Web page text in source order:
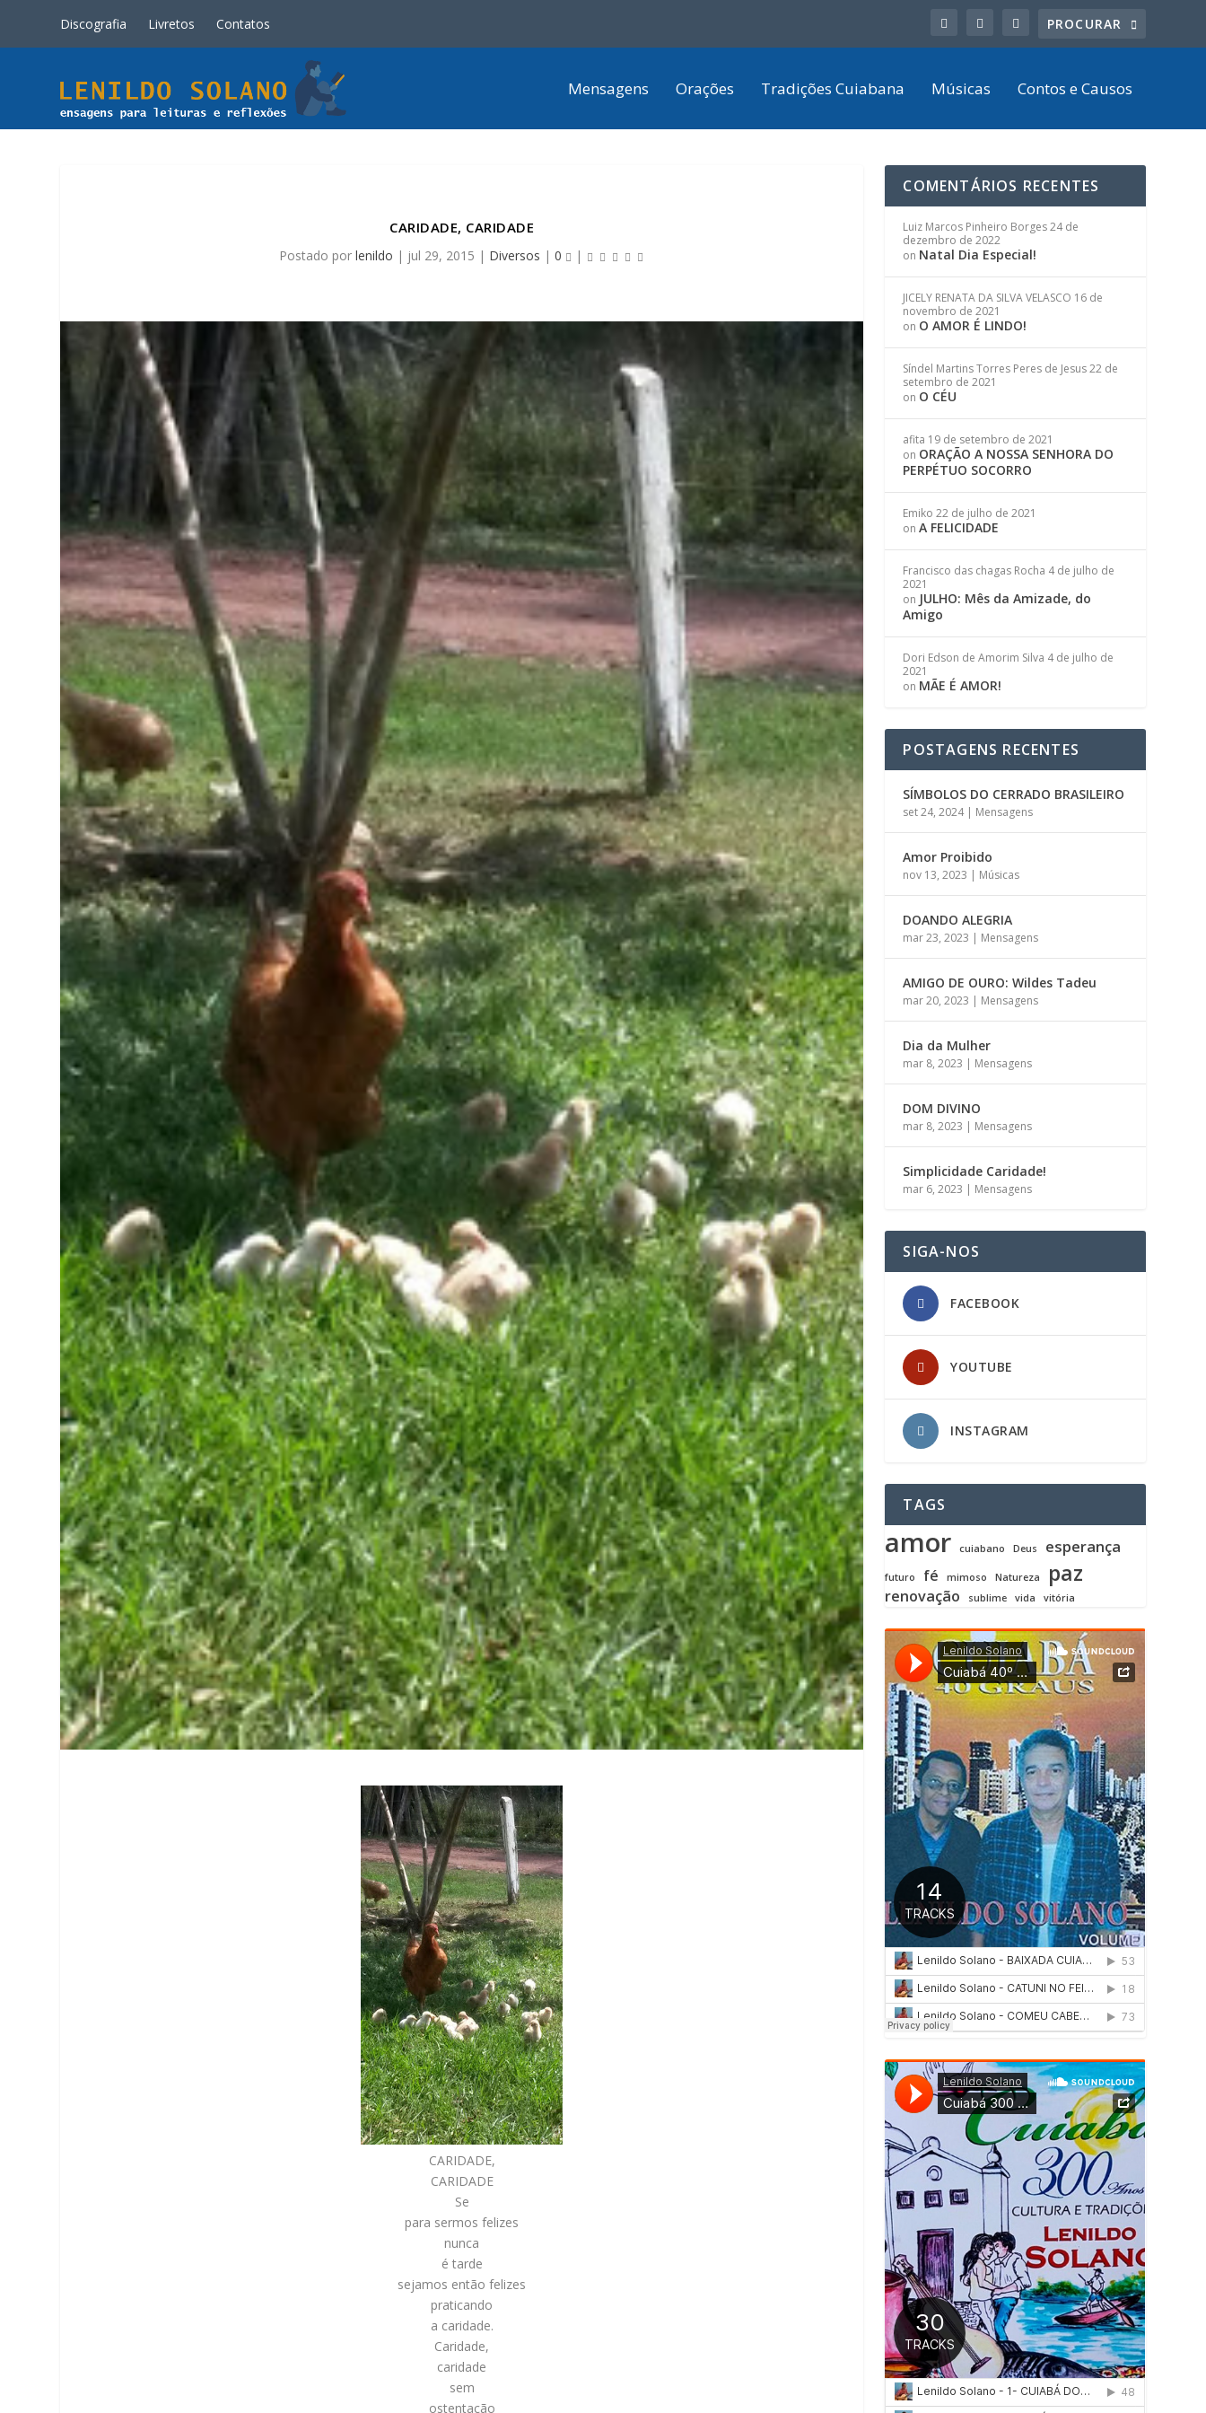
Discografia Livretos Contatos
Mensagens Orações Tradições Cuiabana Músicas Contos e Causos
CARIDADE, CARIDADE
Postado por lenildo | jul 29, 2015 | Diversos | 0 |
CARIDADE,
CARIDADE
Se
para sermos felizes
nunca
é tarde
sejamos então felizes
praticando
a caridade.
Caridade,
caridade
sem
ostentação
COMENTÁRIOS RECENTES
Luiz Marcos Pinheiro Borges24 de
dezembro de 2022
on Natal Dia Especial!
JICELY RENATA DA SILVA VELASCO 16 de
novembro de 2021
on O AMOR É LINDO!
Síndel Martins Torres Peres de Jesus22 de
setembro de 2021
on O CÉU
afita 19 de setembro de 2021
on ORAÇÃO A NOSSA SENHORA DO
PERPÉTUO SOCORRO
Emiko 22 de julho de 2021
onA FELICIDADE
Francisco das chagas Rocha 4 de julho de
2021
on JULHO: Mês da Amizade, do
Amigo
Dori Edson de Amorim Silva 4 de julho de
2021
on MÃE É AMOR!
POSTAGENS RECENTES
SÍMBOLOS DO CERRADO BRASILEIRO
set 24, 2024| Mensagens
Amor Proibido
nov 13, 2023 | Músicas
DOANDO ALEGRIA
mar 23, 2023 | Mensagens
AMIGO DE OURO: Wildes Tadeu
mar 20, 2023 | Mensagens
Dia da Mulher
mar 8, 2023 | Mensagens
DOM DIVINO
mar 8, 2023 | Mensagens
Simplicidade Caridade!
mar 6, 2023 | Mensagens
SIGA-NOS
FACEBOOK
YOUTUBE
INSTAGRAM
TAGS
amor cuiabano Deus esperança
futuro fé mimoso Natureza paz
renovação sublime vida vitória